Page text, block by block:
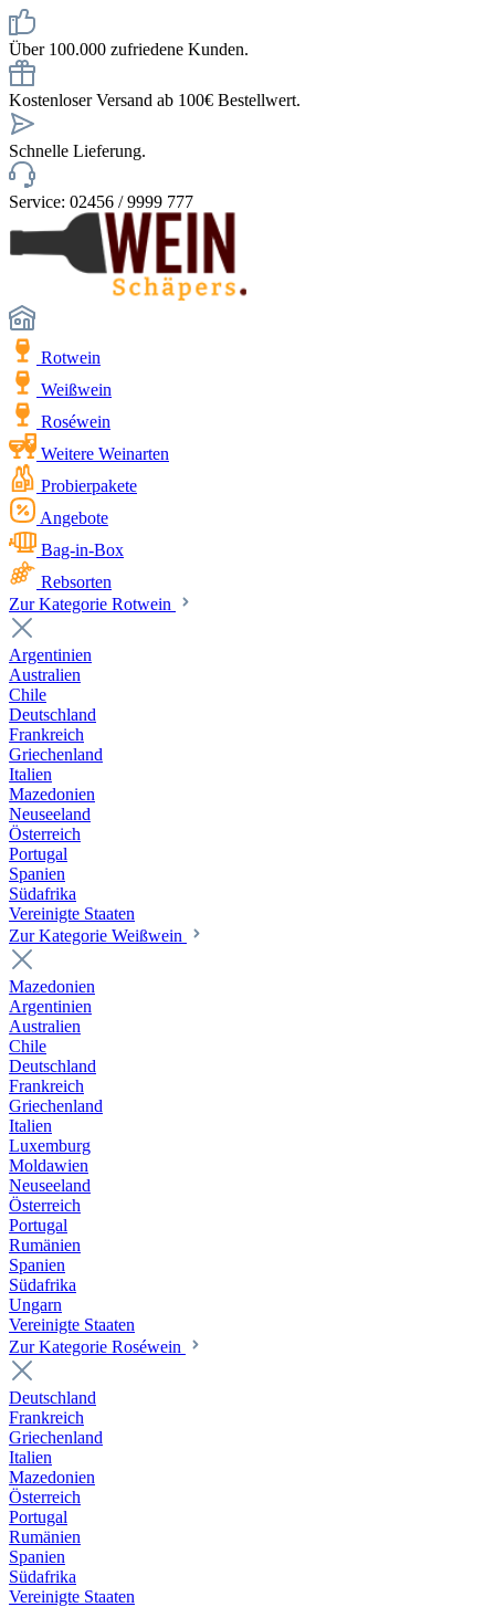
Über 100.000 zufriedene Kunden.
Kostenloser Versand ab 100€ Bestellwert.
Schnelle Lieferung.
Service: 02456 / 9999 777
Rotwein
Weißwein
Roséwein
Weitere Weinarten
Probierpakete
Angebote
Bag-in-Box
Rebsorten
Zur Kategorie Rotwein
Argentinien
Australien
Chile
Deutschland
Frankreich
Griechenland
Italien
Mazedonien
Neuseeland
Österreich
Portugal
Spanien
Südafrika
Vereinigte Staaten
Zur Kategorie Weißwein
Mazedonien
Argentinien
Australien
Chile
Deutschland
Frankreich
Griechenland
Italien
Luxemburg
Moldawien
Neuseeland
Österreich
Portugal
Rumänien
Spanien
Südafrika
Ungarn
Vereinigte Staaten
Zur Kategorie Roséwein
Deutschland
Frankreich
Griechenland
Italien
Mazedonien
Österreich
Portugal
Rumänien
Spanien
Südafrika
Vereinigte Staaten